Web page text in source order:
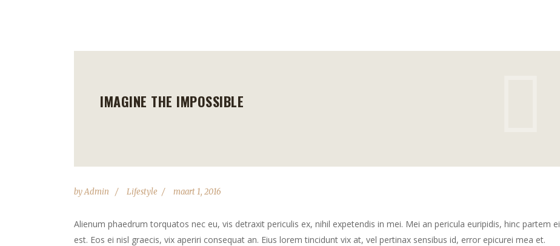
IMAGINE THE IMPOSSIBLE
byAdmin Lifestyle maart 1, 2016
Alienum phaedrum torquatos nec eu, vis detraxit periculis ex, nihil expetendis in mei. Mei an pericula euripidis, hinc partem ei
est. Eos ei nisl graecis, vix aperiri consequat an. Eius lorem tincidunt vix at, vel pertinax sensibus id, error epicurei mea et.